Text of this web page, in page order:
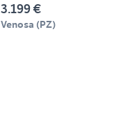
3.199 €
Venosa (PZ)